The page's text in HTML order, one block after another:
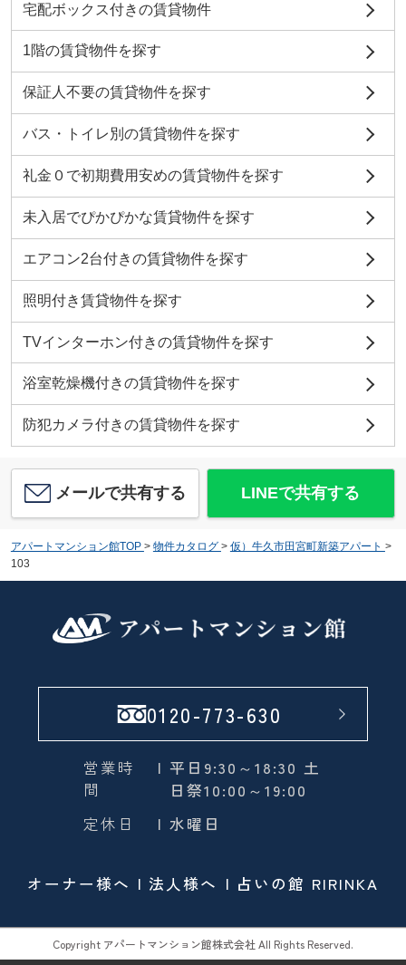
宅配ボックス付きの賃貸物件
1階の賃貸物件を探す
保証人不要の賃貸物件を探す
バス・トイレ別の賃貸物件を探す
礼金０で初期費用安めの賃貸物件を探す
未入居でぴかぴかな賃貸物件を探す
エアコン2台付きの賃貸物件を探す
照明付き賃貸物件を探す
TVインターホン付きの賃貸物件を探す
浴室乾燥機付きの賃貸物件を探す
防犯カメラ付きの賃貸物件を探す
メールで共有する LINEで共有する
アパートマンション館TOP > 物件カタログ > 仮）牛久市田宮町新築アパート >
103
0120-773-630
営業時
間
| 平日9:30～18:30 土
日祭10:00～19:00
定休日
| 水曜日
オーナー様へ 法人様へ 占いの館 RIRINKA
Copyright アパートマンション館株式会社 All Rights Reserved.